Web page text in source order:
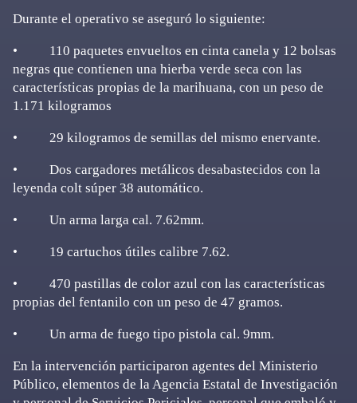
Durante el operativo se aseguró lo siguiente:
• 110 paquetes envueltos en cinta canela y 12 bolsas
negras que contienen una hierba verde seca con las
características propias de la marihuana, con un peso de
1.171 kilogramos
• 29 kilogramos de semillas del mismo enervante.
• Dos cargadores metálicos desabastecidos con la
leyenda colt súper 38 automático.
• Un arma larga cal. 7.62mm.
• 19 cartuchos útiles calibre 7.62.
• 470 pastillas de color azul con las características
propias del fentanilo con un peso de 47 gramos.
• Un arma de fuego tipo pistola cal. 9mm.
En la intervención participaron agentes del Ministerio
Público, elementos de la Agencia Estatal de Investigación